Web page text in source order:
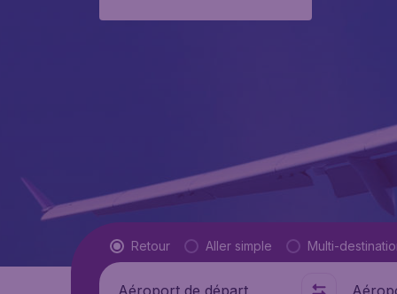
Type de vol
Retour Aller simple Multi-
Départ de Où